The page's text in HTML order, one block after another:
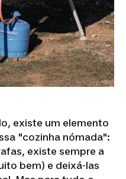
existe um elemento
"cozinha nómada":
existe sempre a
bem) e deixá-las